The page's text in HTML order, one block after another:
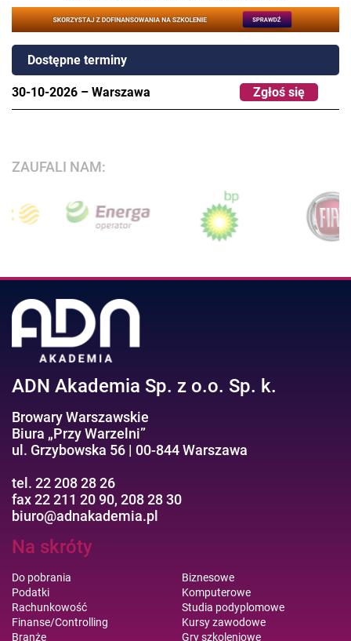
Dostępne terminy
30-10-2026 – Warszawa Zgłoś się
ZAUFALI NAM:
ADN Akademia Sp. z o.o. Sp. k.
Browary Warszawskie
Biura „Przy Warzelni”
ul. Grzybowska 56 | 00-844 Warszawa
tel. 22 208 28 26
fax 22 211 20 90, 208 28 30
biuro@adnakademia.pl
Na skróty
Do pobrania
Podatki
Rachunkowość
Finanse/Controlling
Branże
Biznesowe
Komputerowe
Studia podyplomowe
Kursy zawodowe
Gry szkoleniowe